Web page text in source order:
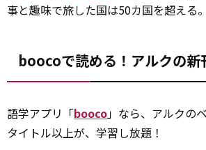
事と趣味で旅した国は50カ国を超える。
boocoで読める！アルクの新
語学アプリ「booco」なら、アルクの
タイトル以上が、学習し放題！